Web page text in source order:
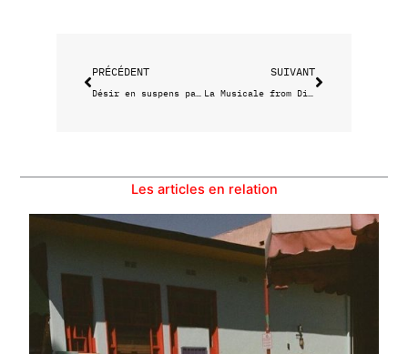
PRÉCÉDENT
Désir en suspens par Alabama
SUIVANT
La Musicale from Disco to Hip-hop
Les articles en relation